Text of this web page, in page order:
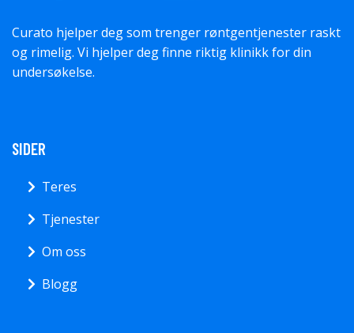
Curato hjelper deg som trenger røntgentjenester raskt
og rimelig. Vi hjelper deg finne riktig klinikk for din
undersøkelse.
SIDER
Teres
Tjenester
Om oss
Blogg